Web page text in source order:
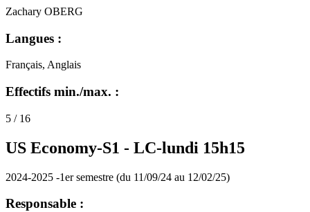
Zachary OBERG
Langues :
Français, Anglais
Effectifs min./max. :
5 / 16
US Economy-S1 - LC-lundi 15h15
2024-2025 -1er semestre (du 11/09/24 au 12/02/25)
Responsable :